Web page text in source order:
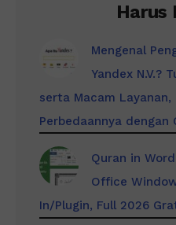
Harus
Mengenal
Yandex N.V.?
serta Macam Layanan,
Perbedaannya dengan
Quran in
Office
In/Plugin, Full 2026